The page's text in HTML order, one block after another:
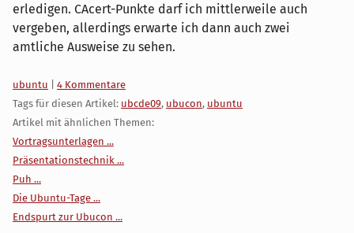
erledigen. CAcert-Punkte darf ich mittlerweile auch
vergeben, allerdings erwarte ich dann auch zwei
amtliche Ausweise zu sehen.
Kategorien:
ubuntu
4 Kommentare
Tags für diesen Artikel: ubcde09, ubucon, ubuntu
Artikel mit ähnlichen Themen:
Vortragsunterlagen ...
Präsentationstechnik ...
Puh ...
Die Ubuntu-Tage ...
Endspurt zur Ubucon ...